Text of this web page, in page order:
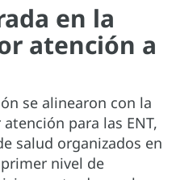
en la
atención a
se alinearon con la
para las ENT,
salud organizados en
nivel de